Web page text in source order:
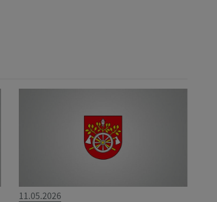
11.05.2026